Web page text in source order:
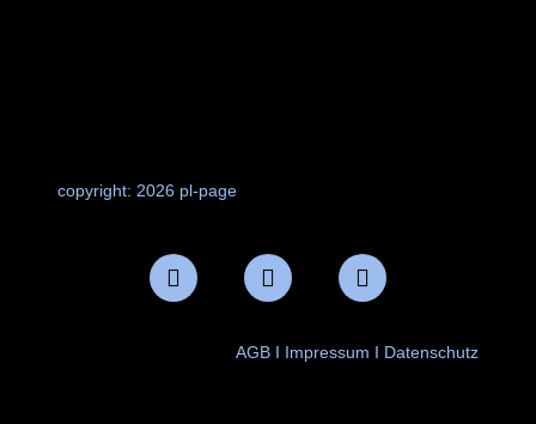
copyright: 2026 pl-page
AGBI Impressum I Datenschutz